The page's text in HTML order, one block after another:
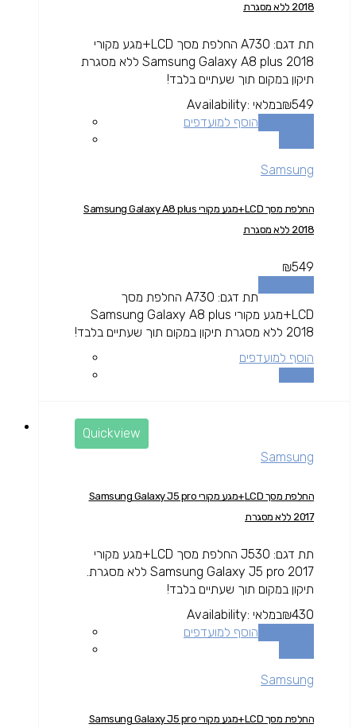
2018 ללא מסגרת
תת דגם: A730 החלפת מסך LCD+מגע מקורי
Samsung Galaxy A8 plus 2018 ללא מסגרת
תיקון במקום תוך שעתיים בלבד!
₪549
Availability: במלאי
הוסף למועדפים
Samsung
החלפת מסך LCD+מגע מקורי Samsung Galaxy A8 plus
2018 ללא מסגרת
₪549
תת דגם: A730 החלפת מסך
LCD+מגע מקורי Samsung Galaxy A8 plus
2018 ללא מסגרת תיקון במקום תוך שעתיים בלבד!
הוסף למועדפים
Quickview
Samsung
החלפת מסך LCD+מגע מקורי Samsung Galaxy J5 pro
2017 ללא מסגרת
תת דגם: J530 החלפת מסך LCD+מגע מקורי
Samsung Galaxy J5 pro 2017 ללא מסגרת.
תיקון במקום תוך שעתיים בלבד!
₪430
Availability: במלאי
הוסף למועדפים
Samsung
החלפת מסך LCD+מגע מקורי Samsung Galaxy J5 pro